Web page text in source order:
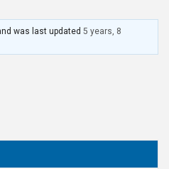
was last updated5 years, 8